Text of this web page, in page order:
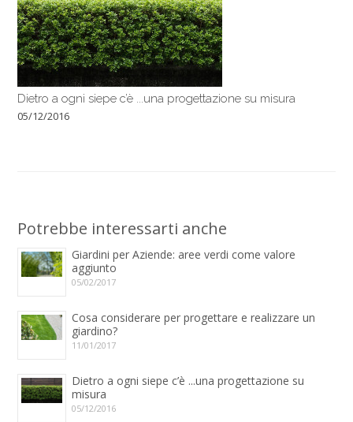
Dietro a ogni siepe c’è ...una progettazione su misura
05/12/2016
Potrebbe interessarti anche
Giardini per Aziende: aree verdi come valore
aggiunto
05/02/2017
Cosa considerare per progettare e realizzare un
giardino?
11/01/2017
Dietro a ogni siepe c’è ...una progettazione su
misura
05/12/2016